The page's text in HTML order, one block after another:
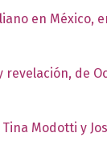
en México,
de
Modotti y